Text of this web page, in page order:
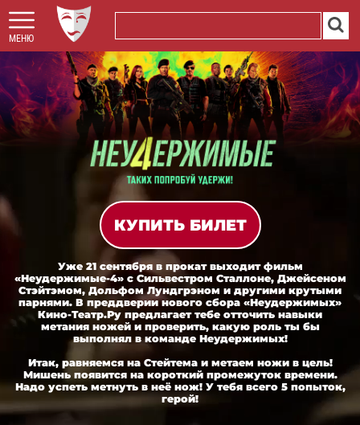
МЕНЮ
КУПИТЬ БИЛЕТ
Уже 21 сентября в прокат выходит фильм
«Неудержимые-4» с Сильвестром Сталлоне, Джейсеном
Стэйтэмом, Дольфом Лундгрэном и другими крутыми
парнями. В преддверии нового сбора «Неудержимых»
Кино-Театр.Ру предлагает тебе отточить навыки
метания ножей и проверить, какую роль ты бы
выполнял в команде Неудержимых!
Итак, равняемся на Стейтема и метаем ножи в цель!
Мишень появится на короткий промежуток времени.
Надо успеть метнуть в неё нож! У тебя всего 5 попыток,
герой!